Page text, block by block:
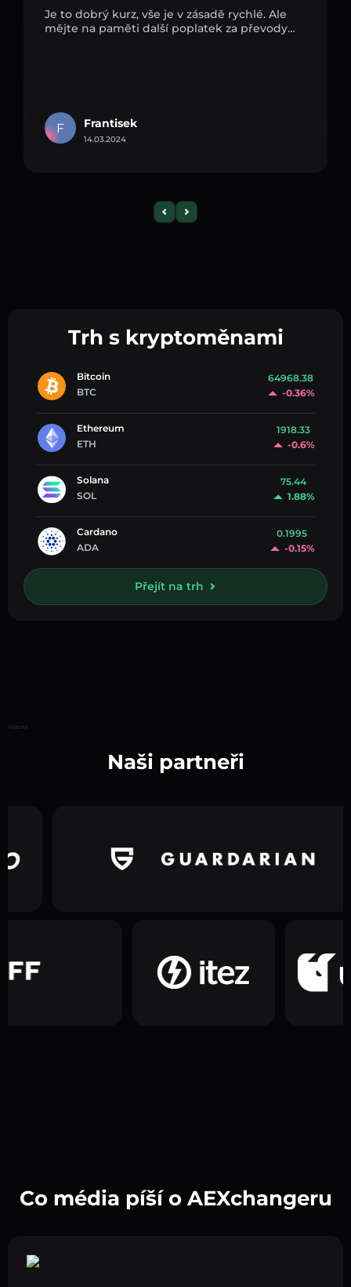
Je to dobrý kurz, vše je v zásadě rychlé. Ale
mějte na paměti další poplatek za převody…
F Frantisek
14.03.2024
Trh s kryptoměnami
Bitcoin
BTC
64968.38
-0.36%
Ethereum
ETH
1918.33
-0.6%
Solana
SOL
75.44
1.88%
Cardano
ADA
0.1995
-0.15%
Přejít na trh
Hlavní
Naši partneři
Co média píší o AEXchangeru